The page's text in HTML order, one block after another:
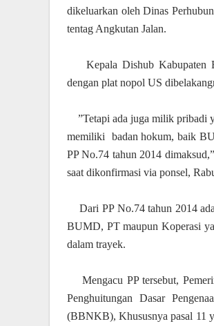
dikeluarkan oleh Dinas
tentag Angkutan Jalan.
Kepala Dishub Kabupaten
dengan plat nopol US
”Tetapi ada juga milik pribadi
memiliki
badan hokum, baik
PP No.74 tahun 2014
saat dikonfirmasi via ponsel,
Dari PP No.74 tahun 2014
BUMD, PT maupun Koperasi
dalam trayek.
Mengacu PP tersebut,
Penghuitungan Dasar
(BBNKB), Khususnya pasal 11